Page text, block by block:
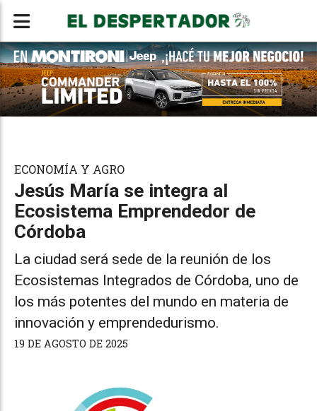
Jesús María se integra al
Ecosistema Emprendedor de
Córdoba
La ciudad será sede de la reunión de los
Ecosistemas Integrados de Córdoba, uno de
los más potentes del mundo en materia de
innovación y emprendedurismo.
ECONOMÍA Y AGRO
19 DE AGOSTO DE 2025